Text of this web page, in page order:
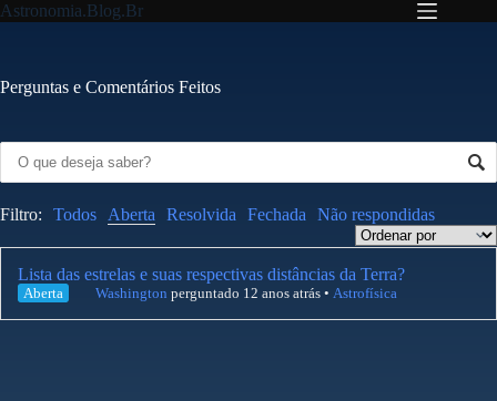
Pular
para
Astronomia.Blog.Br
Perguntas e Comentários Feitos
Filtro: Todos Aberta Resolvida Fechada Não respondidas
Lista das estrelas e suas respectivas distâncias da Terra?
Aberta Washington perguntado 12 anos atrás • Astrofísica